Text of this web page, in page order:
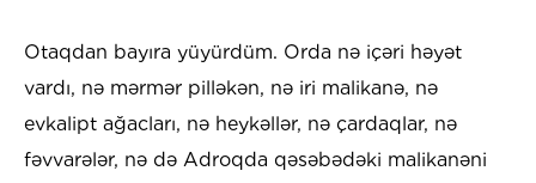
Otaqdan bayıra yüyürdüm. Orda nə içəri həyət
vardı, nə mərmər pilləkən, nə iri malikanə, nə
evkalipt ağacları, nə heykəllər, nə çardaqlar, nə
fəvvarələr, nə də Adroqda qəsəbədəki malikanəni